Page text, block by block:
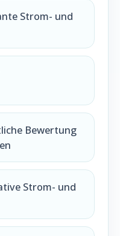
Strom- und
Bewertung
Strom- und